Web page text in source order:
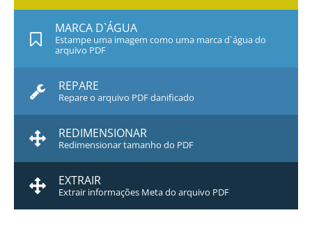
MARCA D`ÁGUA
Estampe uma imagem como uma marca d`água do
arquivo PDF
REPARE
Repare o arquivo PDF danificado
REDIMENSIONAR
Redimensionar tamanho do PDF
EXTRAIR
Extrair informações Meta do arquivo PDF